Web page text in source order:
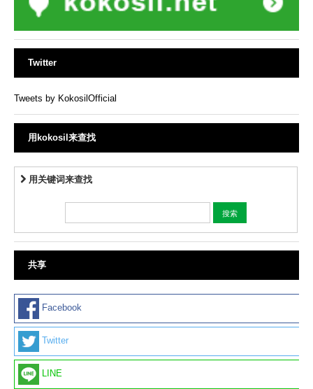
Twitter
Tweets by KokosilOfficial
用kokosil来查找
用关键词来查找
共享
Facebook
Twitter
LINE